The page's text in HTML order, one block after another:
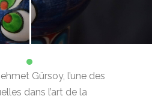
Gürsoy, l’une des
dans l’art de la